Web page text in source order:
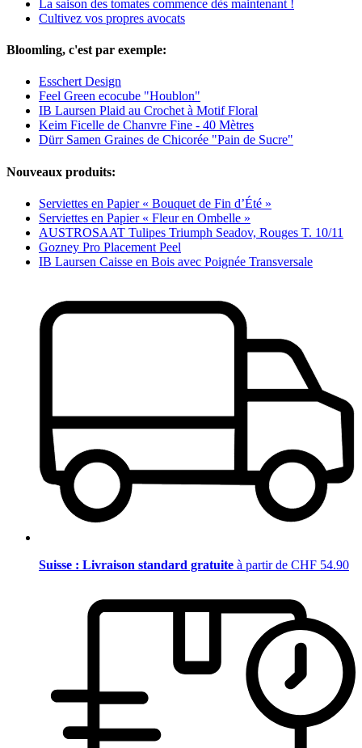
La saison des tomates commence dès maintenant !
Cultivez vos propres avocats
Bloomling, c'est par exemple:
Esschert Design
Feel Green ecocube "Houblon"
IB Laursen Plaid au Crochet à Motif Floral
Keim Ficelle de Chanvre Fine - 40 Mètres
Dürr Samen Graines de Chicorée "Pain de Sucre"
Nouveaux produits:
Serviettes en Papier « Bouquet de Fin d’Été »
Serviettes en Papier « Fleur en Ombelle »
AUSTROSAAT Tulipes Triumph Seadov, Rouges T. 10/11
Gozney Pro Placement Peel
IB Laursen Caisse en Bois avec Poignée Transversale
Suisse : Livraison standard gratuite à partir de CHF 54.90